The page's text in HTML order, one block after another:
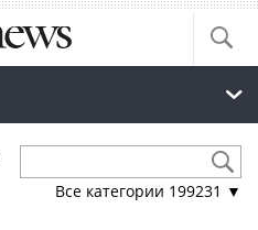
Все категории 199231 ▼